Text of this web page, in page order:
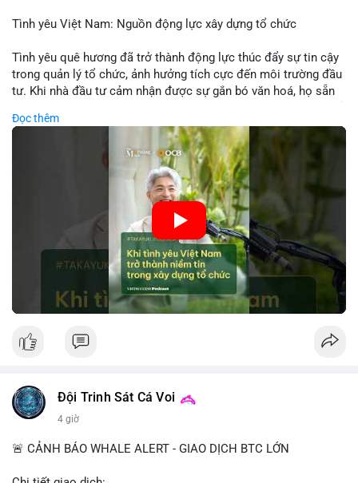
Tình yêu Việt Nam: Nguồn động lực xây dựng tổ chức
Tình yêu quê hương đã trở thành động lực thúc đẩy sự tin cậy
trong quản lý tổ chức, ảnh hưởng tích cực đến môi trường đầu
tư. Khi nhà đầu tư cảm nhận được sự gắn bó văn hoá, họ sẵn
các công ty blockchain và tiền mã hoá. Sự tăng cường niềm
tin này giúp giảm rủi ro thị trường, cải thiện chi phí vốn và thúc
đẩy sự phát triển bền vững của ngành công nghệ tài chính. Các
nhà quản lý cần khai thác tinh thần này để xây dựng chiến lược
phát triển bền vững và thu hút vốn đầu tư.
🎥 Xem video trực tiếp tại:
Nguồn: VIETSUCCESS
Đọc thêm
Đội Trinh Sát Cá Voi
4 giờ
🚨 CẢNH BÁO WHALE ALERT - GIAO DỊCH BTC LỚN